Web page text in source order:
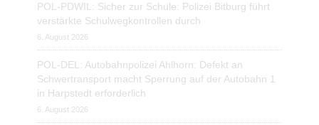
POL-PDWIL: Sicher zur Schule: Polizei Bitburg führt
verstärkte Schulwegkontrollen durch
6. August 2026
POL-DEL: Autobahnpolizei Ahlhorn: Defekt an
Schwertransport macht Sperrung auf der Autobahn 1
in Harpstedt erforderlich
6. August 2026